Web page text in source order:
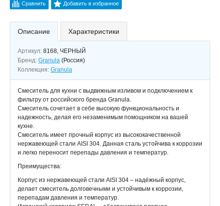
Сравнить Добавить в избранное
Описание Характеристики
Артикул: 8168, ЧЕРНЫЙ
Бренд: Granula (Россия)
Коллекция: Granula
Смеситель для кухни с выдвижным изливом и подключением к
фильтру от российского бренда Granula.
Смеситель сочетает в себе высокую функциональность и
надежность, делая его незаменимым помощником на вашей
кухне.
Смеситель имеет прочный корпус из высококачественной
нержавеющей стали AISI 304. Данная сталь устойчива к коррозии
и легко переносит перепады давления и температур.
Преимущества:
Корпус из нержавеющей стали AISI 304 – надёжный корпус,
делает смеситель долговечными и устойчивым к коррозии,
перепадам давления и температур.